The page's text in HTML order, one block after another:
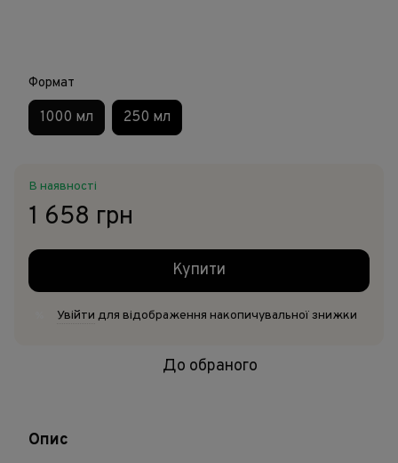
Формат
1000 мл 250 мл
В наявності
1 658 грн
Купити
Увійти для відображення накопичувальної знижки
До обраного
Опис